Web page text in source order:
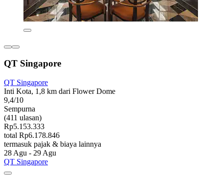
QT Singapore
QT Singapore
Inti Kota, 1,8 km dari Flower Dome
9,4/10
Sempurna
(411 ulasan)
Rp5.153.333
total Rp6.178.846
termasuk pajak & biaya lainnya
28 Agu - 29 Agu
QT Singapore